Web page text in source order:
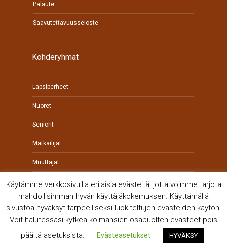
Palaute
Saavutettavuusseloste
Kohderyhmät
Lapsiperheet
Nuoret
Seniorit
Matkailijat
Muuttajat
© Kankaanpään kaupunki
Käytämme verkkosivuilla erilaisia evästeitä, jotta voimme tarjota
mahdollisimman hyvän käyttäjäkokemuksen. Käyttämällä
sivustoa hyväksyt tarpeelliseksi luokiteltujen evästeiden käytön.
Voit halutessasi kytkeä kolmansien osapuolten evästeet pois
päältä asetuksista.
Evästeasetukset HYVÄKSY